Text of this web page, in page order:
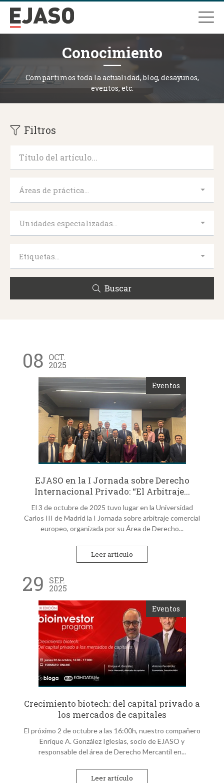
Conocimiento
Compartimos toda la actualidad, blog, desayunos,
eventos, etc.
Filtros
Áreas de práctica...
Unidades especializadas...
Etiquetas...
Buscar
08 OCT.
2025
Eventos
EJASO en la I Jornada sobre Derecho
Internacional Privado: “El Arbitraje...
El 3 de octubre de 2025 tuvo lugar en la Universidad
Carlos III de Madrid la I Jornada sobre arbitraje comercial
europeo, organizada por su Área de Derecho...
Leer artículo
29 SEP.
2025
Eventos
Crecimiento biotech: del capital privado a
los mercados de capitales
El próximo 2 de octubre a las 16:00h, nuestro compañero
Enrique A. González Iglesias, socio de EJASO y
responsable del área de Derecho Mercantil en...
Leer artículo